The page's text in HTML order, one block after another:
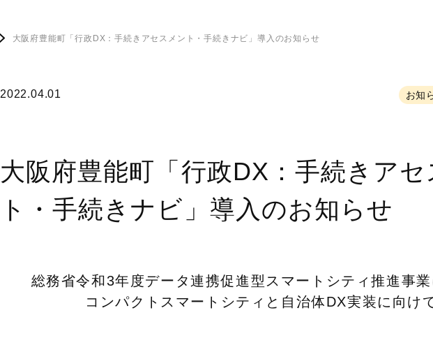
大阪府豊能町「行政DX：手続きアセスメント・手続きナビ」導入のお知らせ
2022.04.01 お知
大阪府豊能町「行政DX：手続きアセ
ト・手続きナビ」導入のお知らせ
総務省令和3年度データ連携促進型スマートシティ推進事
コンパクトスマートシティと自治体DX実装に向け